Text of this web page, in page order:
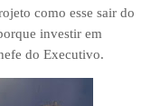
como esse sair do
investir em
do Executivo.